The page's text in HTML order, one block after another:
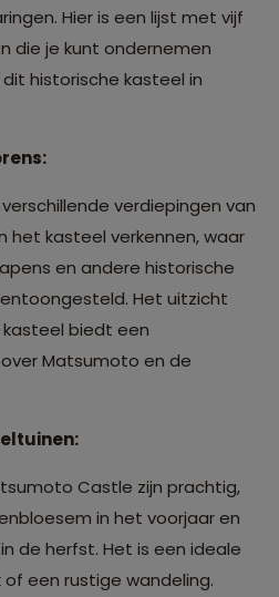
Hier is een lijst met vijf
die je kunt ondernemen
historische kasteel in
verdiepingen van
het kasteel verkennen, waar
en andere historische
Het uitzicht
biedt een
Matsumoto en de
Castle zijn prachtig,
in het voorjaar en
de herfst. Het is een ideale
of een rustige wandeling.